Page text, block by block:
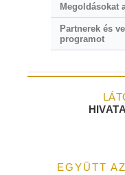
Megoldásokat
Partnerek és
programot
EGYÜTT